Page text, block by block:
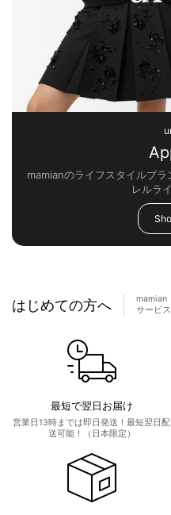
mamianのライフスタイルブ
レルラ
はじめての方へ
mamian
サービス
最短で翌日お届け
営業日13時までは即日発送！最短翌日配
送可能！（日本限定）